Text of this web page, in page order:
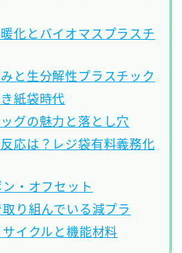
化とバイオマスプラスチ
と生分解性プラスチック
紙袋時代
グの魅力と落とし穴
応は？レジ袋有料義務化
・オフセット
り組んでいる減プラ
イクルと機能材料